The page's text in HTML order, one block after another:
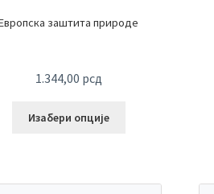
заштита природе
1.344,00 рсд
Изабери опције